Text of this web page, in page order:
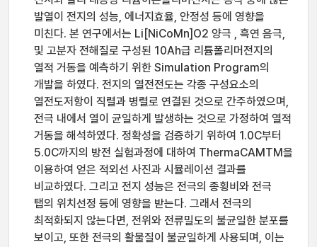
발열이 전지의 성능, 에너지효율, 안정성 등에 영향을
미친다. 본 연구에서는 Li[NiCoMn]O2 양극 , 흑연 음극,
및 고분자 전해질로 구성된 10Ah급 리튬폴리머전지의
열적 거동을 예측하기 위한 Simulation Program의
개발을 하였다. 전지의 열전전도는 각종 구성요소의
열전도저항이 직렬과 병렬로 연결된 것으로 간주하였으며,
전극 내에서 열이 균일하게 발생하는 것으로 가정하여 열적
거동을 해석하였다. 정확성을 검증하기 위하여 1.0C부터
5.0C까지의 방전 실험과정에 대하여 ThermaCAMTM을
이용하여 얻은 적외선 사진과 시뮬레이션 결과를
비교하였다. 그리고 전지 성능은 전극의 종횡비와 전극
탭의 위치선정 등에 영향을 받는다. 그래서 전극의
최적화되지 않는다면, 전위와 전류밀도의 불균일한 분포를
보이고, 또한 전극의 활물질이 불균일하게 사용되며, 이는